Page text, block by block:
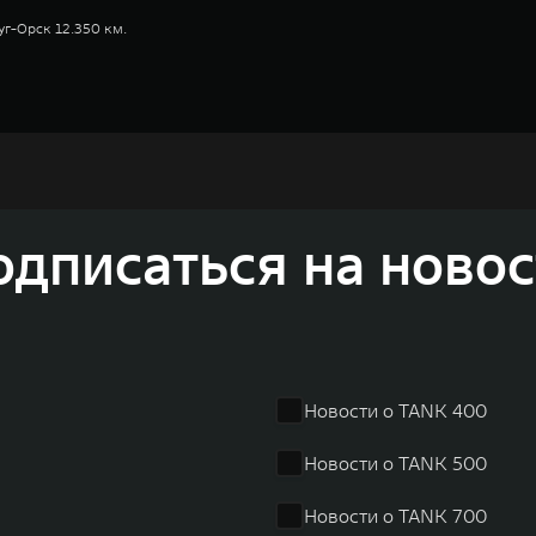
Орск 12.350 км.
GWM входят 80 дочерних компаний, а штат включает более 60 000
больше чем на 30% и составила 136,3 млрд юаней (1,6 трлн
исследований и разработок, включая центры в России, Китае,
на
Новости о TANK 400
Новости о TANK 500
Новости о TANK 700